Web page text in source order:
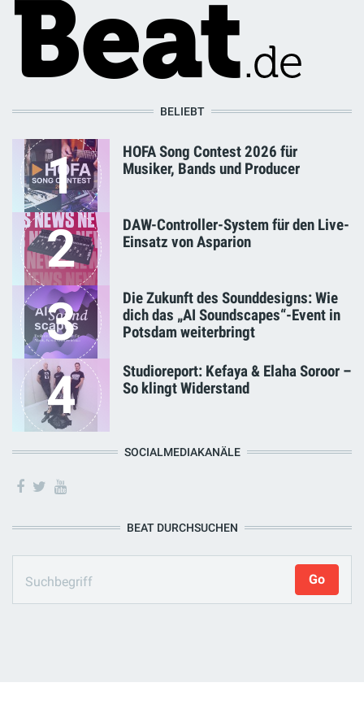
BELIEBT
1
HOFA Song Contest 2026 für
Musiker, Bands und Producer
2
DAW-Controller-System für den Live-
Einsatz von Asparion
3
Die Zukunft des Sounddesigns: Wie
dich das „AI Soundscapes“-Event in
Potsdam weiterbringt
4
Studioreport: Kefaya & Elaha Soroor –
So klingt Widerstand
SOCIALMEDIAKANÄLE
BEAT DURCHSUCHEN